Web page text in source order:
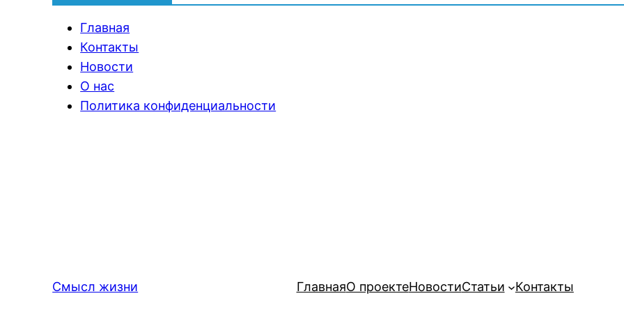
Главная
Контакты
Новости
О нас
Политика конфиденциальности
Смысл жизни ГлавнаяО проектеНовостиСтатьи Контакты